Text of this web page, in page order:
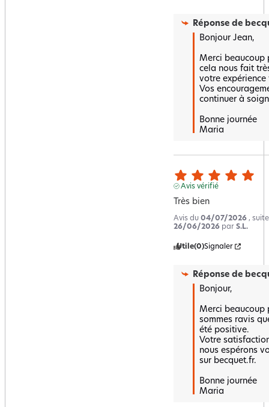
Réponse de
Bonjour Jean,
Merci beaucoup
cela nous fait
votre
Vos
continuer à
Bonne journée
Maria
Avis vérifié
Très bien
Avis du 04/07/2026 ,
26/06/2026 par S.L.
Utile(0)Signaler
Réponse de
Bonjour,
Merci beaucoup
sommes ravis
été positive.
Votre
nous espérons
sur becquet.fr.
Bonne journée
Maria